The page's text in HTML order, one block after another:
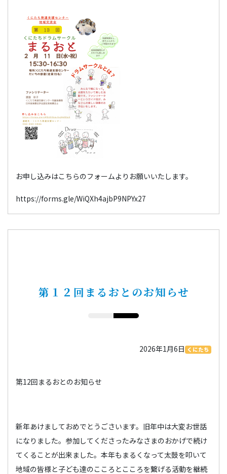
お申し込みはこちらのフォームよりお願いいたします。
https://forms.gle/WiQXh4ajbP9NPYx27
第１２回まるおとのお知らせ
2026年1月6日 くにたち
第12回まるおとのお知らせ
新年あけましておめでとうごさいます。旧年中は大変お世話
になりました。参加してくださったみなさまのおかげで続け
てくることが出来ました。本年もまるくなって太鼓を叩いて
地域の皆様と子ども達のこころとこころを繋げる活動を継続